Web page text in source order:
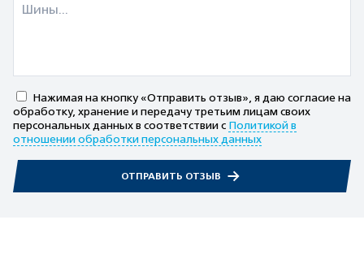
Нажимая на кнопку «Отправить отзыв», я даю согласие на
обработку, хранение и передачу третьим лицам своих
персональных данных в соответствии с Политикой в
отношении обработки персональных данных
ОТПРАВИТЬ ОТЗЫВ